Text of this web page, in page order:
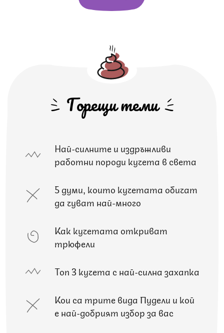
Горещи теми
Най-силните и издръжливи
работни породи кучета в света
5 думи, които кучетата обичат
да чуват най-много
Как кучетата откриват
трюфели
Топ 3 кучета с най-силна захапка
Кои са трите вида Пудели и кой
е най-добрият избор за вас